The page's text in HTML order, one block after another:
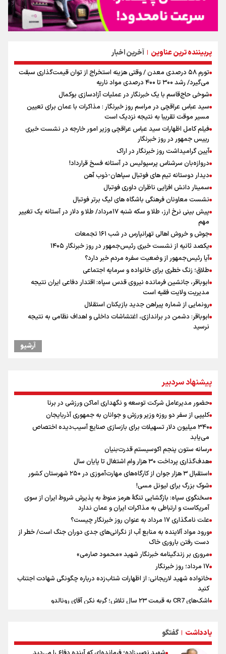
پربیننده ترین عناوین | آخرین اخبار
تورم ۵۸ درصدی معدن / وقتی هزینه استخراج از توان قیمت‌گذاری سبقت
می‌گیرد/ رشد ۳۰۰ تا ۴۰۰ درصدی مواد ناریه
شوخی حاج‌قاسم با یک خبرنگار در عملیات آزادسازی بوکمال
سید عباس عراقچی در مراسم روز خبرنگار : مذاکرات با عمان برای تعیین
مسیر موقت تقریبا به نتیجه نزدیک است
فیلم کامل اظهارات سید عباس عراقچی وزیر امور خارجه در نشست خبری
رییس جمهور در روز خبرنگار
آیین گرامیداشت روز خبرنگار در اراک
دروازه‌بان سرشناس پرسپولیس در آستانه فسخ قرارداد!
دیدار دوستانه تیم های فوتبال سپاهان-ذوب آهن
سمینار دانش افزایی ناظران داوری فوتبال
نشست معاونان فرهنگی باشگاه های لیگ برتر فوتبال
پیش بینی نرخ ارز، طلا و سکه شنبه ۱۷مرداد/ طلا و دلار در آستانه یک تغییر
مهم
جوش و خروش اهالی تهرانپارس در شب ۱۶۱ تجمعات
یکصد ثانیه از نشست خبری رئیس‌جمهور در روز خبرنگار ۱۴۰۵
آیا رئیس‌جمهور از وضعیت سفره مردم خبر دارد؟
طلاق؛ زنگ خطری برای خانواده و سرمایه اجتماعی
ابوباقر، جانشین فرمانده نیروی قدس سپاه: اقتدار دفاعی ایران نتیجه
مدیریت ولایت فقیه است
رونمایی از شماره پیراهن جدید بازیکنان استقلال
ابوباقر: دشمن در براندازی، اغتشاشات داخلی و اهداف نظامی به نتیجه
نرسید
رهبر شهید انقلاب: آمریکایی‌ها صدها هزار نفر را با بمب اتم کشتند بدون
علی‌نژاد در مراسم انجمن ورزشی نویسان در روز خبرنگار : رسانه‌های خبری
در سال گذشته تا به امروز اتفاقات بزرگی را رقم زدند
ونس: در حال کار بر روی ایجاد یک سیستم ناوبری امن هستیم
سخنگوی سپاه: بازگشایی تنگۀ هرمز منوط به پذیرش شروط ایران از سوی
آمریکاست و ارتباطی به مذاکرات ایران و عمان ندارد
سیدمناف هاشمی در مراسم انجمن ورزشی نویسان : قدردان زحمات اهالی
رسانه به ویژه ورزشی نویسان هستیم
علت نامگذاری ۱۷ مرداد به عنوان روز خبرنگار چیست؟
آرشیو
پیشنهاد سردبیر
حضور مدیرعامل شرکت توسعه و نگهداری اماکن ورزشی در برنا
کلیپی از سفر دو روزه وزیر ورزش و جوانان به جمهوری آذربایجان
۳۴۰ میلیون دلار تسهیلات برای بازسازی صنایع آسیب‌دیده اختصاص
می‌یابد
رسانه ستون پنجم اکوسیستم قدرت‌بنیان
هدف‌گذاری پرداخت ۳۰ هزار وام اشتغال تا پایان سال
استقبال ۳ هزار جوان از کارگاه‌های مهارت‌آموزی در ۲۵۰ شهرستان کشور
شوک بزرگ برای لیونل مسی!
سخنگوی سپاه: بازگشایی تنگۀ هرمز منوط به پذیرش شروط ایران از سوی
آمریکاست و ارتباطی به مذاکرات ایران و عمان ندارد
علت نامگذاری ۱۷ مرداد به عنوان روز خبرنگار چیست؟
ورود مواد آلاینده به منابع آب از نگرانی‌های جدی دوران جنگ است/ خطر از
دست رفتن باروری خاک
مروری بر زندگینامه خبرنگار شهید «محمود صارمی»
۱۷ مرداد؛ روز خبرنگار
خانواده شهید لاریجانی: از اظهارات شتاب‌زده درباره چگونگی شهادت اجتناب
کنید
اشک‌های CR7 به قیمت ۲۳ سال تلاش؛ گریه نکن آقای رونالدو
تلاش مدام برای زنده نگه داشتن هنر ایرانی
نصرتی: پاسخ بیرانوند سنخیتی با صحبت‌های علی دایی نداشت/
یادداشت | گفتگو